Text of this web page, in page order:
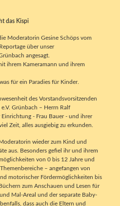
das Kispi
Moderatorin Gesine Schöps vom
über unser
angesagt.
ihrem Kameramann und ihrem
für ein Paradies für Kinder.
des Vorstandsvorsitzenden
Grünbach – Herrn Ralf
- Frau Bauer - und ihrer
Zeit, alles ausgiebig zu erkunden.
wieder zum Kind und
aus. Besonders gefiel ihr und ihrem
von 0 bis 12 Jahre und
– angefangen von
motorischer Fördermöglichkeiten bis
zum Anschauen und Lesen für
Mal-Areal und der separate Baby-
dass auch die Eltern und